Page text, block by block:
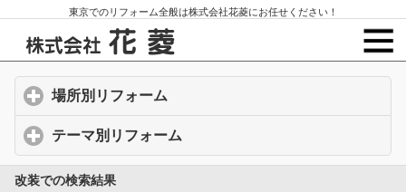
東京でのリフォーム全般は株式会社花菱にお任せください！
場所別リフォーム
テーマ別リフォーム
改装での検索結果